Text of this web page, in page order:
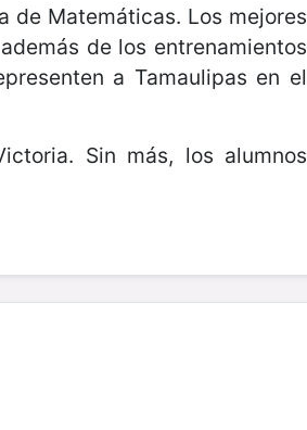
de Matemáticas. Los mejores
de los entrenamientos
a Tamaulipas en el
Sin más, los alumnos